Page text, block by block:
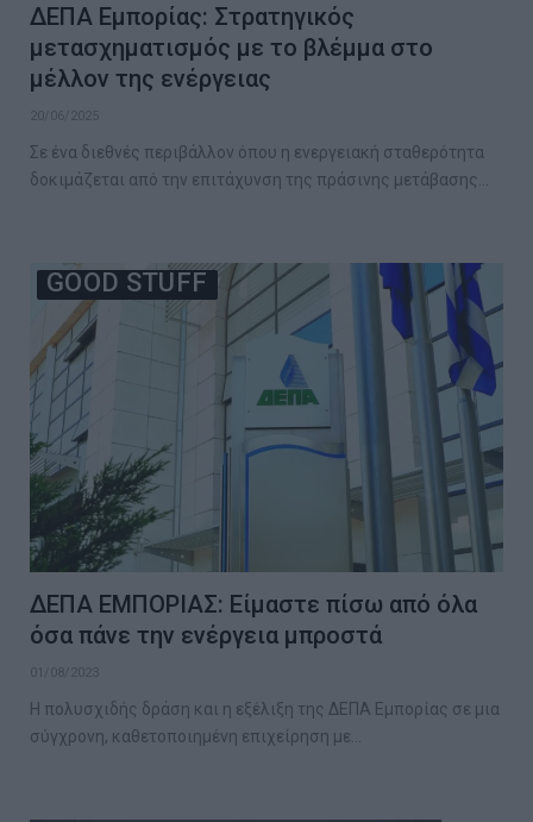
ΔΕΠΑ Εμπορίας: Στρατηγικός
μετασχηματισμός με το βλέμμα στο
μέλλον της ενέργειας
20/06/2025
Σε ένα διεθνές περιβάλλον όπου η ενεργειακή σταθερότητα
δοκιμάζεται από την επιτάχυνση της πράσινης μετάβασης…
GOOD STUFF
ΔΕΠΑ ΕΜΠΟΡΙΑΣ: Είμαστε πίσω από όλα
όσα πάνε την ενέργεια μπροστά
01/08/2023
Η πολυσχιδής δράση και η εξέλιξη της ΔΕΠΑ Εμπορίας σε μια
σύγχρονη, καθετοποιημένη επιχείρηση με…